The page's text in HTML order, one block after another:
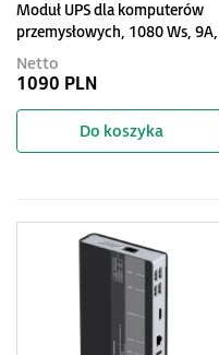
Moduł UPS dla komputerów
przemysłowych, 1080 Ws, 9A,
12/24V DC
Netto
1090 PLN
Do koszyka